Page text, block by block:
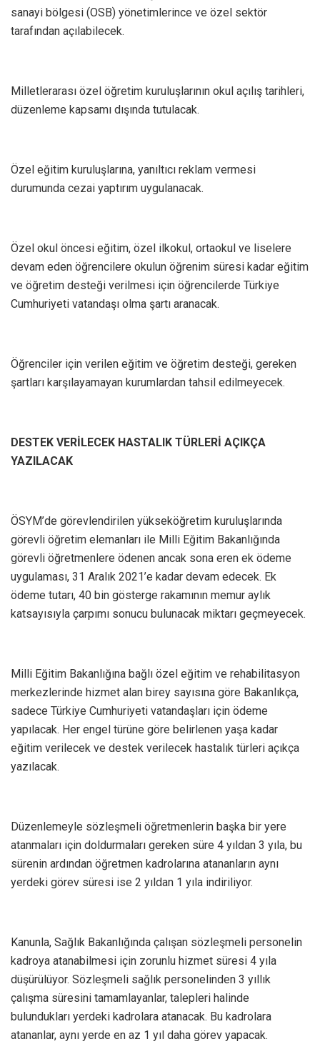
sanayi bölgesi (OSB) yönetimlerince ve özel sektör
tarafından açılabilecek.
Milletlerarası özel öğretim kuruluşlarının okul açılış tarihleri,
düzenleme kapsamı dışında tutulacak.
Özel eğitim kuruluşlarına, yanıltıcı reklam vermesi
durumunda cezai yaptırım uygulanacak.
Özel okul öncesi eğitim, özel ilkokul, ortaokul ve liselere
devam eden öğrencilere okulun öğrenim süresi kadar eğitim
ve öğretim desteği verilmesi için öğrencilerde Türkiye
Cumhuriyeti vatandaşı olma şartı aranacak.
Öğrenciler için verilen eğitim ve öğretim desteği, gereken
şartları karşılayamayan kurumlardan tahsil edilmeyecek.
DESTEK VERİLECEK HASTALIK TÜRLERİ AÇIKÇA
YAZILACAK
ÖSYM’de görevlendirilen yükseköğretim kuruluşlarında
görevli öğretim elemanları ile Milli Eğitim Bakanlığında
görevli öğretmenlere ödenen ancak sona eren ek ödeme
uygulaması, 31 Aralık 2021’e kadar devam edecek. Ek
ödeme tutarı, 40 bin gösterge rakamının memur aylık
katsayısıyla çarpımı sonucu bulunacak miktarı geçmeyecek.
Milli Eğitim Bakanlığına bağlı özel eğitim ve rehabilitasyon
merkezlerinde hizmet alan birey sayısına göre Bakanlıkça,
sadece Türkiye Cumhuriyeti vatandaşları için ödeme
yapılacak. Her engel türüne göre belirlenen yaşa kadar
eğitim verilecek ve destek verilecek hastalık türleri açıkça
yazılacak.
Düzenlemeyle sözleşmeli öğretmenlerin başka bir yere
atanmaları için doldurmaları gereken süre 4 yıldan 3 yıla, bu
sürenin ardından öğretmen kadrolarına atananların aynı
yerdeki görev süresi ise 2 yıldan 1 yıla indiriliyor.
Kanunla, Sağlık Bakanlığında çalışan sözleşmeli personelin
kadroya atanabilmesi için zorunlu hizmet süresi 4 yıla
düşürülüyor. Sözleşmeli sağlık personelinden 3 yıllık
çalışma süresini tamamlayanlar, talepleri halinde
bulundukları yerdeki kadrolara atanacak. Bu kadrolara
atananlar, aynı yerde en az 1 yıl daha görev yapacak.